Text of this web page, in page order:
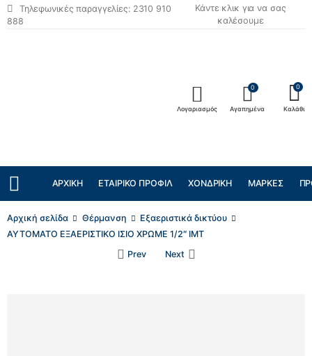
Τηλεφωνικές παραγγελίες: 2310 910
888
Κάντε κλικ για να σας
καλέσουμε
Λογαριασμός
0
Αγαπημένα
0
Καλάθι
ΑΡΧΙΚΉ ΕΤΑΙΡΙΚΌ ΠΡΟΦΊΛ ΧΟΝΔΡΙΚΉ ΜΆΡΚΕΣ
Αρχική σελίδα Θέρμανση
Εξαεριστικά δικτύου
ΑΥΤΟΜΑΤΟ ΕΞΑΕΡΙΣΤΙΚΟ ΙΣΙΟ ΧΡΩΜΕ 1/2″ ΙΜΤ
Prev
Next